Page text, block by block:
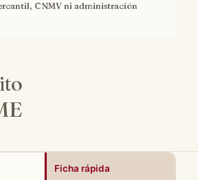
CNMV ni administración
Ficha rápida